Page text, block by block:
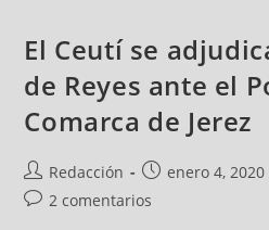
El Ceutí se
de Reyes ante el
Comarca de Jerez
Redacción enero 4, 2020
2 comentarios